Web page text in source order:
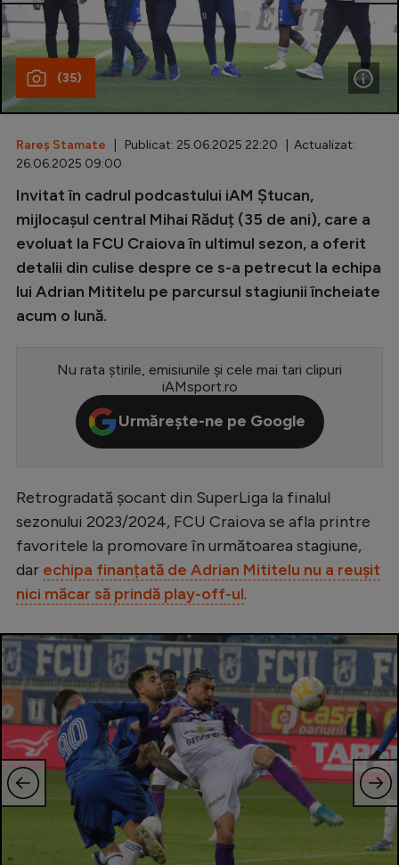
Diverse
Inedit
Clasamente
Europa League
Conference League
CM 2026
Serie A
Bundesliga
Ligue 1
Starurile fotbalului
EURO 2024
Stranieri
Tenis
Handbal
Natație
Formula 1
Gimnastică
(35)
Rareș Stamate | Publicat: 25.06.2025 22:20 | Actualizat:
26.06.2025 09:00
Invitat în cadrul podcastului iAM Ștucan,
mijlocașul central Mihai Răduț (35 de ani), care a
evoluat la FCU Craiova în ultimul sezon, a oferit
detalii din culise despre ce s-a petrecut la echipa
lui Adrian Mititelu pe parcursul stagiunii încheiate
acum o lună.
Nu rata știrile, emisiunile și cele mai tari clipuri
iAMsport.ro
Urmărește-ne pe Google
Retrogradată șocant din SuperLiga la finalul
sezonului 2023/2024, FCU Craiova se afla printre
favoritele la promovare în următoarea stagiune,
dar echipa finanțată de Adrian Mititelu nu a reușit
nici măcar să prindă play-off-ul.